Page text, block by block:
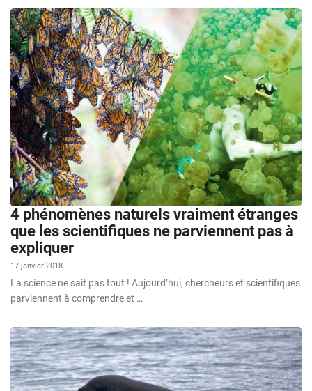
4 phénomènes naturels vraiment étranges
que les scientifiques ne parviennent pas à
expliquer
17 janvier 2018
La science ne sait pas tout ! Aujourd’hui, chercheurs et scientifiques
parviennent à comprendre et …